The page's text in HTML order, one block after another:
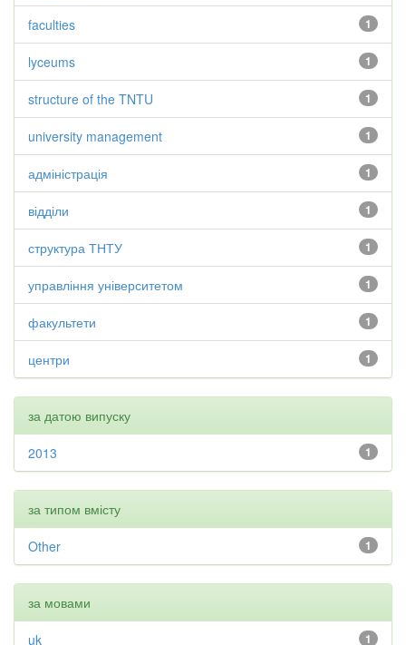
1
faculties
1
lyceums
1
structure of the TNTU
1
university management
1
адміністрація
1
відділи
1
структура ТНТУ
1
управління університетом
1
факультети
1
центри
за датою випуску
1
2013
за типом вмісту
1
Other
за мовами
1
uk